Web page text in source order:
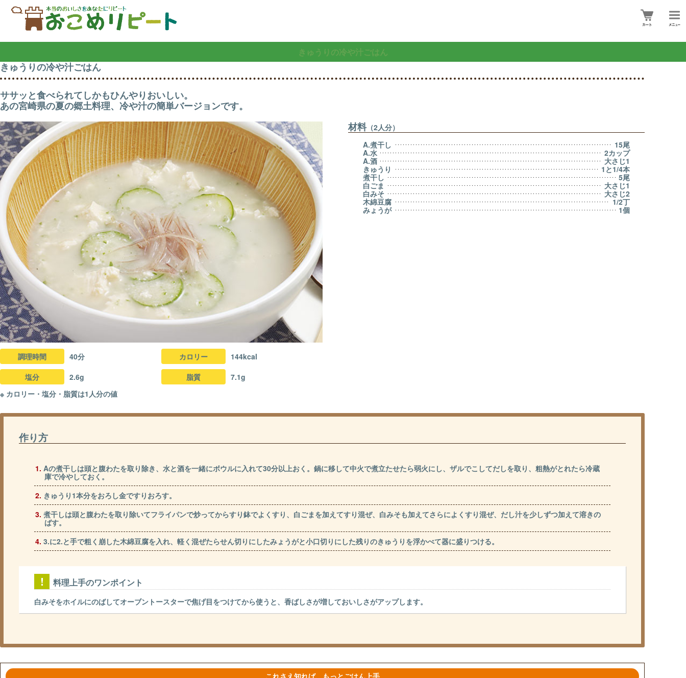
きゅうりの冷や汁ごはん
きゅうりの冷や汁ごはん
ササッと食べられてしかもひんやりおいしい。
あの宮崎県の夏の郷土料理、冷や汁の簡単バージョンです。
調理時間 40分 カロリー
144kcal
塩分
2.6g 脂質
7.1g
※ カロリー・塩分・脂質は1人分の値
材料（2人分）
A.煮干し
15尾
A.水
2カップ
A.酒
大さじ1
きゅうり
1と1/4本
煮干し
5尾
白ごま
大さじ1
白みそ
大さじ2
木綿豆腐
1/2丁
みょうが
1個
作り方
Aの煮干しは頭と腹わたを取り除き、水と酒を一緒にボウルに入れて30分以上おく。鍋に移して中火で煮立たせたら弱火にし、ザルでこしてだしを取り、粗熱がとれたら冷蔵
庫で冷やしておく。
きゅうり1本分をおろし金ですりおろす。
煮干しは頭と腹わたを取り除いてフライパンで炒ってからすり鉢でよくすり、白ごまを加えてすり混ぜ、白みそも加えてさらによくすり混ぜ、だし汁を少しずつ加えて溶きの
ばす。
3.に2.と手で粗く崩した木綿豆腐を入れ、軽く混ぜたらせん切りにしたみょうがと小口切りにした残りのきゅうりを浮かべて器に盛りつける。
料理上手のワンポイント
白みそをホイルにのばしてオーブントースターで焦げ目をつけてから使うと、香ばしさが増しておいしさがアップします。
これさえ知れば、もっとごはん上手